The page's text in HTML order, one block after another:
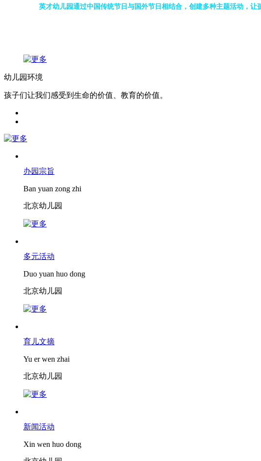
英才幼儿园通过中国传统节日与国外节日相结合，创建多种主题活动，
幼儿园环境
孩子们让我们感受到生命的价值、教育的价值。
办园宗旨
Ban yuan zong zhi
北京幼儿园
多元活动
Duo yuan huo dong
北京幼儿园
育儿文摘
Yu er wen zhai
北京幼儿园
新闻活动
Xin wen huo dong